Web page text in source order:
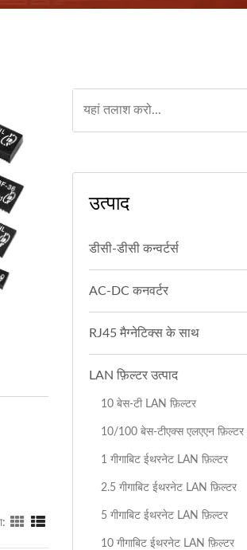
उत्पाद
डीसी-डीसी कन्वर्टर्स
AC-DC कनवर्टर
RJ45 मैग्नेटिक्स के साथ
LAN फ़िल्टर उत्पाद
10 बेस-टी LAN फ़िल्टर
10/100 बेस-टीएक्स एलएएन फ़िल्टर
1 गीगाबिट ईथरनेट LAN फ़िल्टर
2.5 गीगाबिट ईथरनेट LAN फ़िल्टर
5 गीगाबिट ईथरनेट LAN फ़िल्टर
10 गीगाबिट ईथरनेट LAN फ़िल्टर